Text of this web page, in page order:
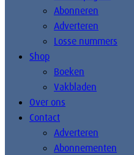
Abonneren
Adverteren
Losse nummers
Shop
Boeken
Vakbladen
Over ons
Contact
Adverteren
Abonnementen